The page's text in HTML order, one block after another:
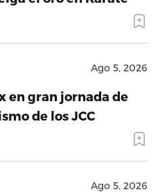
Ago 5, 2026
en gran jornada de
de los JCC
Ago 5, 2026